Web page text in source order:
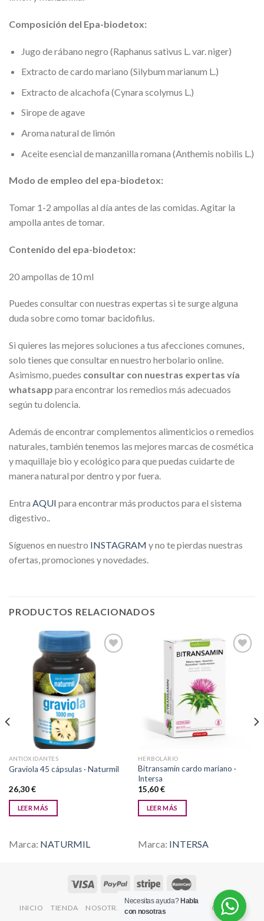
Composición del Epa-biodetox:
Jugo de rábano negro (Raphanus sativus L. var. niger)
Extracto de cardo mariano (Silybum marianum L.)
Extracto de alcachofa (Cynara scolymus L.)
Sirope de agave
Aroma natural de limón
Aceite esencial de manzanilla romana (Anthemis nobilis L.)
Modo de empleo del epa-biodetox:
Tomar 1-2 ampollas al día antes de las comidas. Agitar la
ampolla antes de tomar.
Contenido del epa-biodetox:
20 ampollas de 10 ml
Puedes consultar con nuestras expertas si te surge alguna
duda sobre como tomar bacidofilus.
Si quieres las mejores soluciones a tus afecciones comunes,
solo tienes que consultar en nuestro herbolario online.
Asimismo, puedes consultar con nuestras expertas vía
whatsapp para encontrar los remedios más adecuados
según tu dolencia.
Además de encontrar complementos alimenticios o remedios
naturales, también tenemos las mejores marcas de cosmética
y maquillaje bio y ecológico para que puedas cuidarte de
manera natural por dentro y por fuera.
Entra AQUI para encontrar más productos para el sistema
digestivo..
Síguenos en nuestro INSTAGRAM y no te pierdas nuestras
ofertas, promociones y novedades.
PRODUCTOS RELACIONADOS
ANTIOXIDANTES
Graviola 45 cápsulas · Naturmil
26,30€
LEER MÁS
Marca: NATURMIL
HERBOLARIO
Bitransamin cardo mariano ·
Intersa
15,60€
LEER MÁS
Marca: INTERSA
INICIO TIENDA NOSOTRAS CONTACTO OFERTAS
Necesitas ayuda? Habla
con nosotras